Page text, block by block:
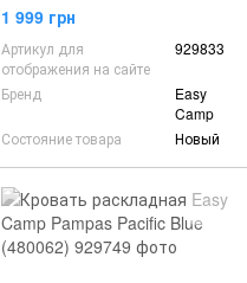
1 999 грн
Артикул для
отображения на сайте
929833
Бренд
Easy
Camp
Состояние товара
Новый